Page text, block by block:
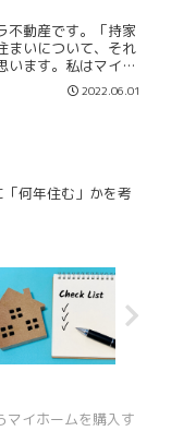
不動産です。「持家
まいについて、それ
います。私はマイホ
すが賃貸でも良いか
いらっしゃいます。
2022.06.01
何年住む」かを考
マイホームを購入す